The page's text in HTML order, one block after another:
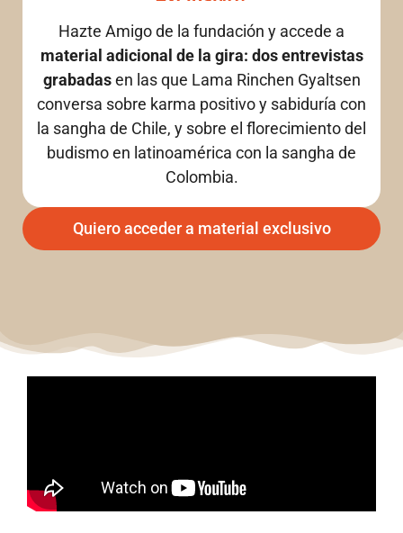
Hazte Amigo de la fundación y accede a
material adicional de la gira: dos entrevistas
grabadasen las que Lama Rinchen Gyaltsen
conversa sobre karma positivo y sabiduría con
la sangha de Chile, y sobre el florecimiento del
budismo en latinoamérica con la sangha de
Colombia.
Quiero acceder a material exclusivo